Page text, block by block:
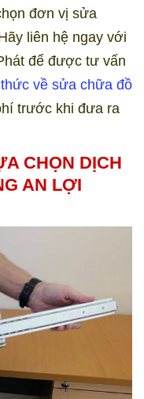
đơn vị sửa
liên hệ ngay với
để được tư vấn
về sửa chữa đồ
trước khi đưa ra
CHỌN DỊCH
AN LỢI